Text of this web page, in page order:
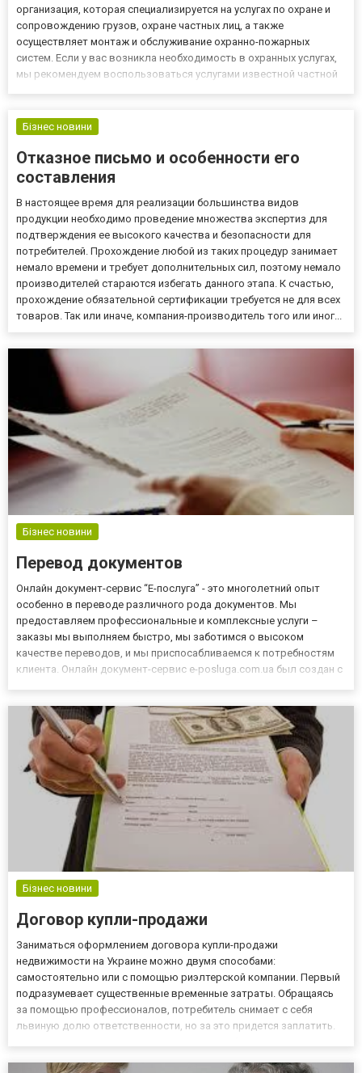
организация, которая специализируется на услугах по охране и
сопровождению грузов, охране частных лиц, а также
осуществляет монтаж и обслуживание охранно-пожарных
систем. Если у вас возникла необходимость в охранных услугах,
мы рекомендуем воспользоваться услугами известной частной
которые имеют б...
Бізнес новини
Отказное письмо и особенности его
составления
В настоящее время для реализации большинства видов
продукции необходимо проведение множества экспертиз для
подтверждения ее высокого качества и безопасности для
потребителей. Прохождение любой из таких процедур занимает
немало времени и требует дополнительных сил, поэтому немало
производителей стараются избегать данного этапа. К счастью,
прохождение обязательной сертификации требуется не для всех
товаров. Так или иначе, компания-производитель того или иног...
Бізнес новини
Перевод документов
Онлайн документ-сервис “Е-послуга” - это многолетний опыт
особенно в переводе различного рода документов. Мы
предоставляем профессиональные и комплексные услуги –
заказы мы выполняем быстро, мы заботимся о высоком
качестве переводов, и мы приспосабливаемся к потребностям
клиента. Онлайн документ-сервис e-posluga.com.ua был создан с
Постоянная группа п...
Бізнес новини
Договор купли-продажи
Заниматься оформлением договора купли-продажи
недвижимости на Украине можно двумя способами:
самостоятельно или с помощью риэлтерской компании. Первый
подразумевает существенные временные затраты. Обращаясь
за помощью профессионалов, потребитель снимает с себя
львиную долю ответственности, но за это придется заплатить.